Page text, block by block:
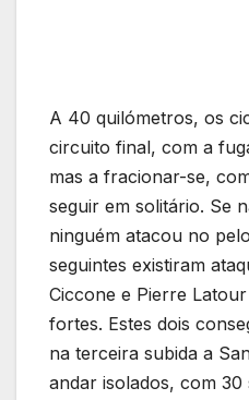
A 40 quilómetros, os
circuito final, com a
mas a fracionar-se,
seguir em solitário. Se
ninguém atacou no
seguintes existiram
Ciccone e Pierre
fortes. Estes dois
na terceira subida a
andar isolados, com